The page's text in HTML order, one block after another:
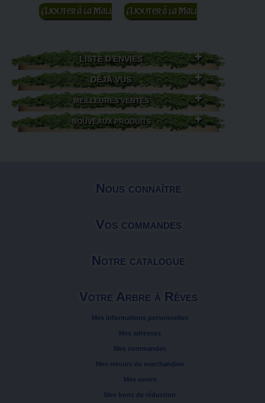
Ajouter au
panier
Ajouter au
panier
LISTE D'ENVIES
DÉJÀ VUS
MEILLEURES VENTES
NOUVEAUX PRODUITS
Nous connaître
Vos commandes
Notre catalogue
Votre Arbre à Rêves
Mes informations personnelles
Mes adresses
Mes commandes
Mes retours de marchandise
Mes avoirs
Mes bons de réduction